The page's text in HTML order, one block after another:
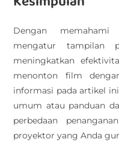
Dengan
mengatur tampilan
meningkatkan
menonton film
informasi pada artikel
umum atau panduan
perbedaan
proyektor yang Anda